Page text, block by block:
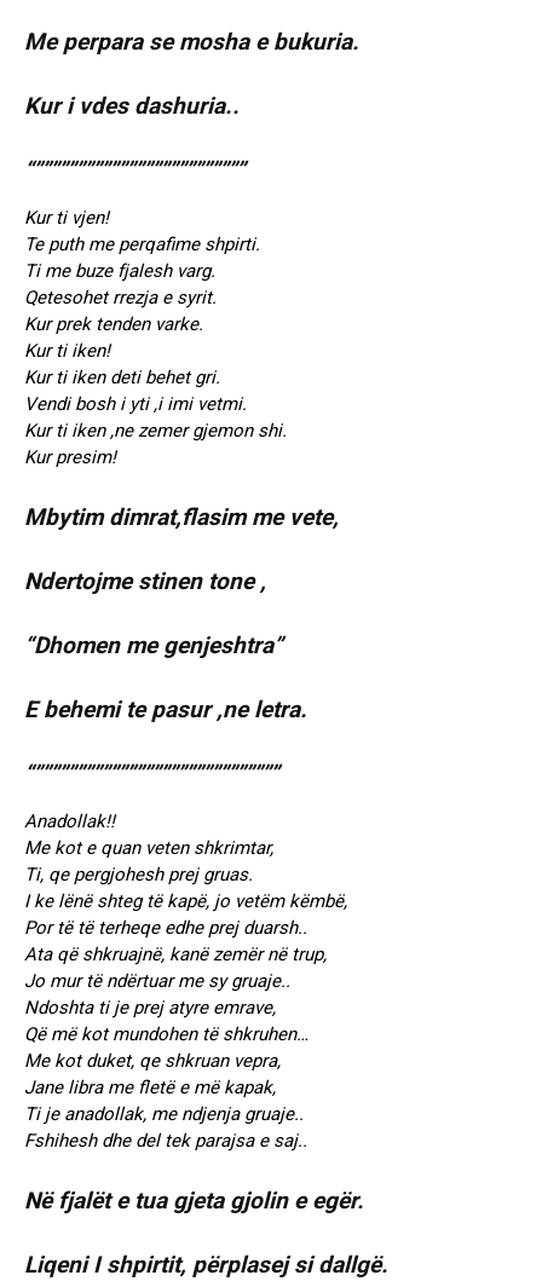
Me perpara se mosha e bukuria.
Kur i vdes dashuria..
“”””””””””””””””””””””””””
Kur ti vjen!
Te puth me perqafime shpirti.
Ti me buze fjalesh varg.
Qetesohet rrezja e syrit.
Kur prek tenden varke.
Kur ti iken!
Kur ti iken deti behet gri.
Vendi bosh i yti ,i imi vetmi.
Kur ti iken ,ne zemer gjemon shi.
Kur presim!
Mbytim dimrat,flasim me vete,
Ndertojme stinen tone ,
“Dhomen me genjeshtra”
E behemi te pasur ,ne letra.
“”””””””””””””””””””””””””””””
Anadollak!!
Me kot e quan veten shkrimtar,
Ti, qe pergjohesh prej gruas.
I ke lënë shteg të kapë, jo vetëm këmbë,
Por të të terheqe edhe prej duarsh..
Ata që shkruajnë, kanë zemër në trup,
Jo mur të ndërtuar me sy gruaje..
Ndoshta ti je prej atyre emrave,
Që më kot mundohen të shkruhen…
Me kot duket, qe shkruan vepra,
Jane libra me fletë e më kapak,
Ti je anadollak, me ndjenja gruaje..
Fshihesh dhe del tek parajsa e saj..
Në fjalët e tua gjeta gjolin e egër.
Liqeni I shpirtit, përplasej si dallgë.